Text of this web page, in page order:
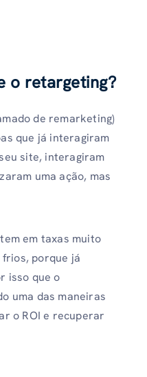
o retargeting?
de remarketing)
que já interagiram
site, interagiram
uma ação, mas
em taxas muito
porque já
isso que o
uma das maneiras
o ROI e recuperar